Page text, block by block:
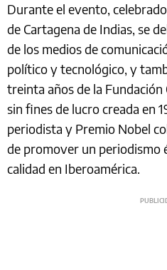
Durante el evento,
de Cartagena de Indias, se
de los medios de
político y tecnológico, y
treinta años de la Fundación
sin fines de lucro creada en
periodista y Premio Nobel
de promover un periodismo
calidad en Iberoamérica.